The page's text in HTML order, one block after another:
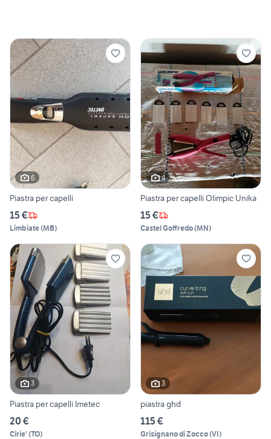
6
Piastra per capelli
15 €
Limbiate(MB)
4
Piastra per capelli Olimpic Unika
15 €
Castel Goffredo(MN)
3
Piastra per capelli Imetec
20 €
Cirie' (TO)
3
piastra ghd
115 €
Grisignano di Zocco(VI)